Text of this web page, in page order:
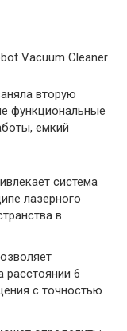
Vacuum Cleaner
вторую
функциональные
емкий
система
лазерного
в
расстоянии 6
с точностью